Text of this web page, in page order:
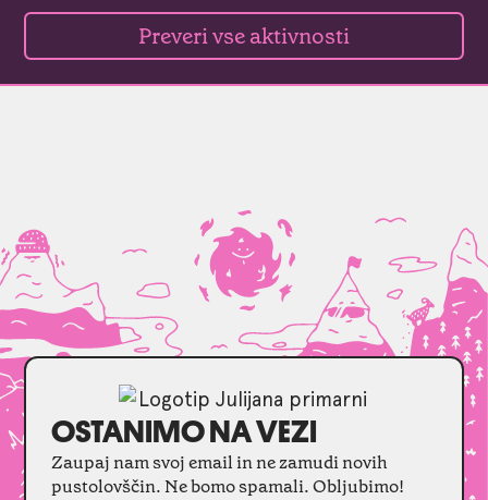
Preveri vse aktivnosti
OSTANIMO NA VEZI
Zaupaj nam svoj email in ne zamudi novih
pustolovščin. Ne bomo spamali. Obljubimo!